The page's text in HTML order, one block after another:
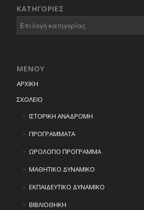
KΑΤΗΓΟΡΊΕΣ
ΜΕΝΟΥ
ΑΡΧΙΚΗ
ΣΧΟΛΕΙΟ
ΙΣΤΟΡΙΚΗ ΑΝΑΔΡΟΜΗ
ΠΡΟΓΡΑΜΜΑΤΑ
ΩΡΟΛΟΓΙΟ ΠΡΟΓΡΑΜΜΑ
ΜΑΘΗΤΙΚΟ ΔΥΝΑΜΙΚΟ
ΕΚΠΑΙΔΕΥΤΙΚΟ ΔΥΝΑΜΙΚΟ
ΒΙΒΛΙΟΘΗΚΗ